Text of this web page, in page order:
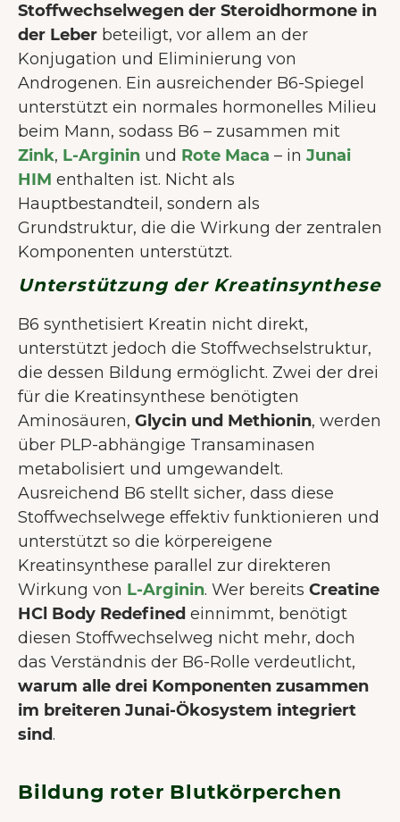
Stoffwechselwegen der Steroidhormone in
der Leber beteiligt, vor allem an der
Konjugation und Eliminierung von
Androgenen. Ein ausreichender B6-Spiegel
unterstützt ein normales hormonelles Milieu
beim Mann, sodass B6 – zusammen mit
Zink, L-Arginin und Rote Maca – in Junai
HIM enthalten ist. Nicht als
Hauptbestandteil, sondern als
Grundstruktur, die die Wirkung der zentralen
Komponenten unterstützt.
Unterstützung der Kreatinsynthese
B6 synthetisiert Kreatin nicht direkt,
unterstützt jedoch die Stoffwechselstruktur,
die dessen Bildung ermöglicht. Zwei der drei
für die Kreatinsynthese benötigten
Aminosäuren, Glycin und Methionin, werden
über PLP-abhängige Transaminasen
metabolisiert und umgewandelt.
Ausreichend B6 stellt sicher, dass diese
Stoffwechselwege effektiv funktionieren und
unterstützt so die körpereigene
Kreatinsynthese parallel zur direkteren
Wirkung von L-Arginin. Wer bereits Creatine
HCl Body Redefined einnimmt, benötigt
diesen Stoffwechselweg nicht mehr, doch
das Verständnis der B6-Rolle verdeutlicht,
warum alle drei Komponenten zusammen
im breiteren Junai-Ökosystem integriert
sind.
Bildung roter Blutkörperchen